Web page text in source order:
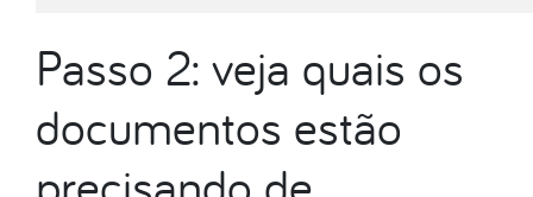
Passo 2: veja quais os
documentos estão